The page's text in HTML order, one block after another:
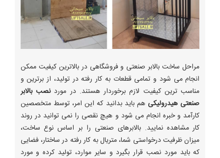
مراحل ساخت بالابر صنعتی و فروشگاهی در بالاترین کیفیت ممکن
انجام می شود و تمامی قطعات به کار رفته در تولید، از برترین و
مناسب ترین کیفیت لازم برخوردار هستند. در موردنصب بالابر
صنعتی هیدرولیکی هم باید بدانید که این امر، توسط متخصصین
کارآمد و خبره انجام می شود و هیچ نقصی را نمی توانید در روند
کار مشاهده نمایید. بالابرهای صنعتی را بر اساس نوع ساخت،
میزان ظرفیت درخواستی شما، متریال به کار رفته در ساختار، فضایی
که باید مورد نصب قرار بگیرد و سایر موارد، تولید کرده و مورد